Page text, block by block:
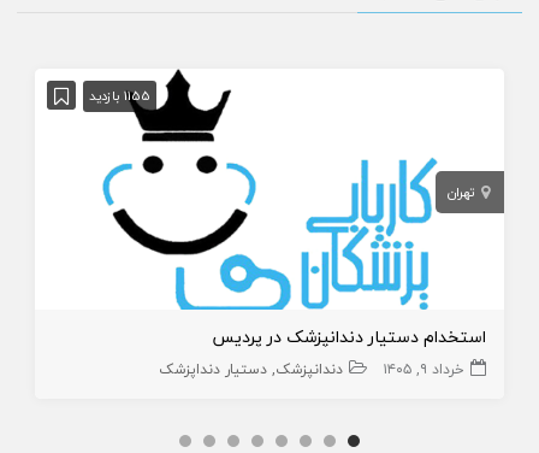
1155 بازدید
تهران
استخدام دستیار دندانپزشک در پردیس
خرداد ۹, ۱۴۰۵ دندانپزشک دستیار دنداپزشک